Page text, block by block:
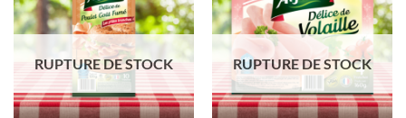
Ajouter
à la liste
de
RUPTURE DE STOCK
Ajouter
à la liste
de
souhaits
RUPTURE DE STOCK